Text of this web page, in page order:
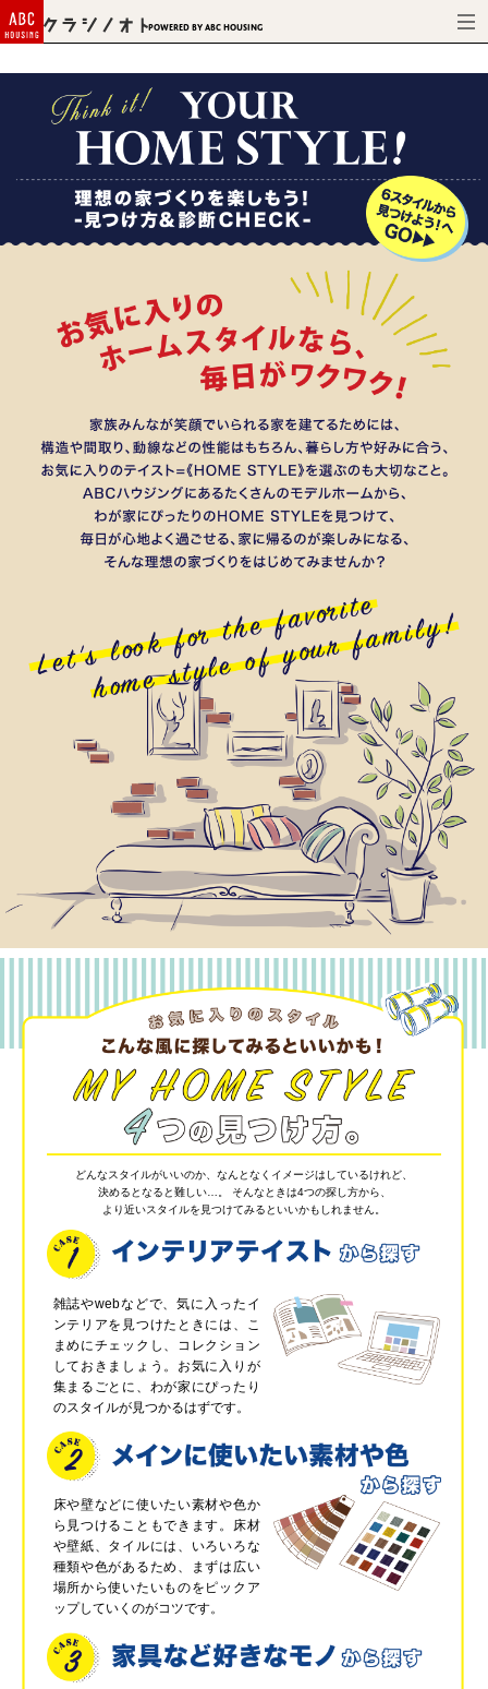
Powered by ABC HOUSING
どんなスタイルがいいのか、なんとなくイメージはしているけれど、
決めるとなると難しい…。
そんなときは4つの探し方から、
より近いスタイルを見つけてみるといいかもしれません。
雑誌やwebなどで、気に入ったイ
ンテリアを見つけたときには、こ
まめにチェックし、コレクション
しておきましょう。お気に入りが
集まるごとに、わが家にぴったり
のスタイルが見つかるはずです。
床や壁などに使いたい素材や色か
ら見つけることもできます。床材
や壁紙、タイルには、いろいろな
種類や色があるため、まずは広い
場所から使いたいものをピックア
ップしていくのがコツです。